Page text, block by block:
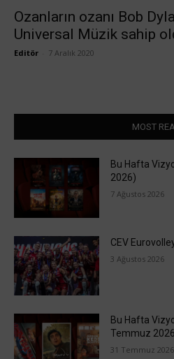
Ozanların ozanı Bob
Universal Müzik sahip
Editör 7 Aralık 2020
MOST
Bu Hafta
2026)
7 Ağustos 2026
CEV
3 Ağustos 2026
Bu Hafta
Temmuz
31 Temmuz 2026